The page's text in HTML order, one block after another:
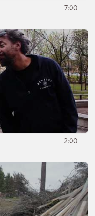
7:00
2:00